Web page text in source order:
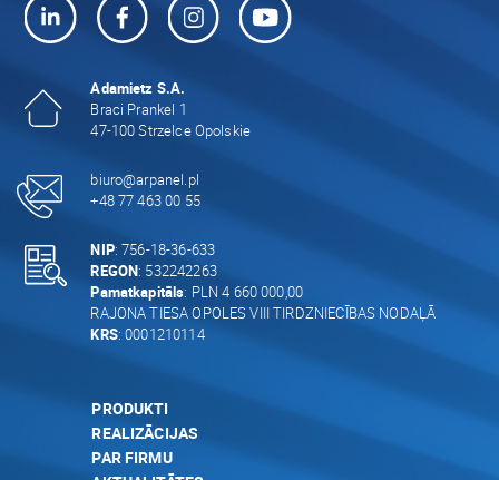
Adamietz S.A.
Braci Prankel 1
47-100 Strzelce Opolskie
biuro@arpanel.pl
+48 77 463 00 55
NIP: 756-18-36-633
REGON: 532242263
Pamatkapitāls: PLN 4 660 000,00
RAJONA TIESA OPOLES VIII TIRDZNIECĪBAS NODAĻĀ
KRS: 0001210114
PRODUKTI
REALIZĀCIJAS
PAR FIRMU